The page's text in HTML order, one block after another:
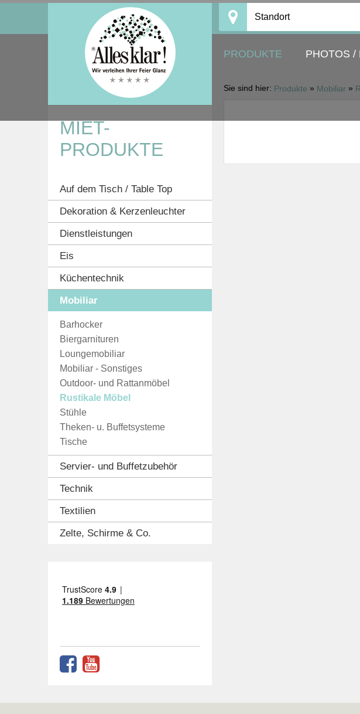
Standort
PRODUKTE PHOTOS /
Sie sind hier: Produkte » Mobiliar »
MIET-
PRODUKTE
Auf dem Tisch / Table Top
Dekoration & Kerzenleuchter
Dienstleistungen
Eis
Küchentechnik
Mobiliar
Barhocker
Biergarnituren
Loungemobiliar
Mobiliar - Sonstiges
Outdoor- und Rattanmöbel
Rustikale Möbel
Stühle
Theken- u. Buffetsysteme
Tische
Servier- und Buffetzubehör
Technik
Textilien
Zelte, Schirme & Co.